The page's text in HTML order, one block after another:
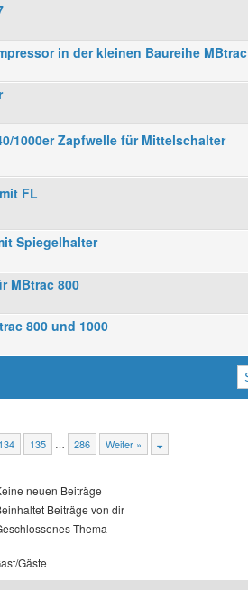
in der kleinen Baureihe MBtrac
1000er Zapfwelle für Mittelschalter
FL
Spiegelhalter
MBtrac 800
800 und 1000
134 135 … 286 Weiter »
neuen Beiträge
Beiträge von dir
Thema
Gäste